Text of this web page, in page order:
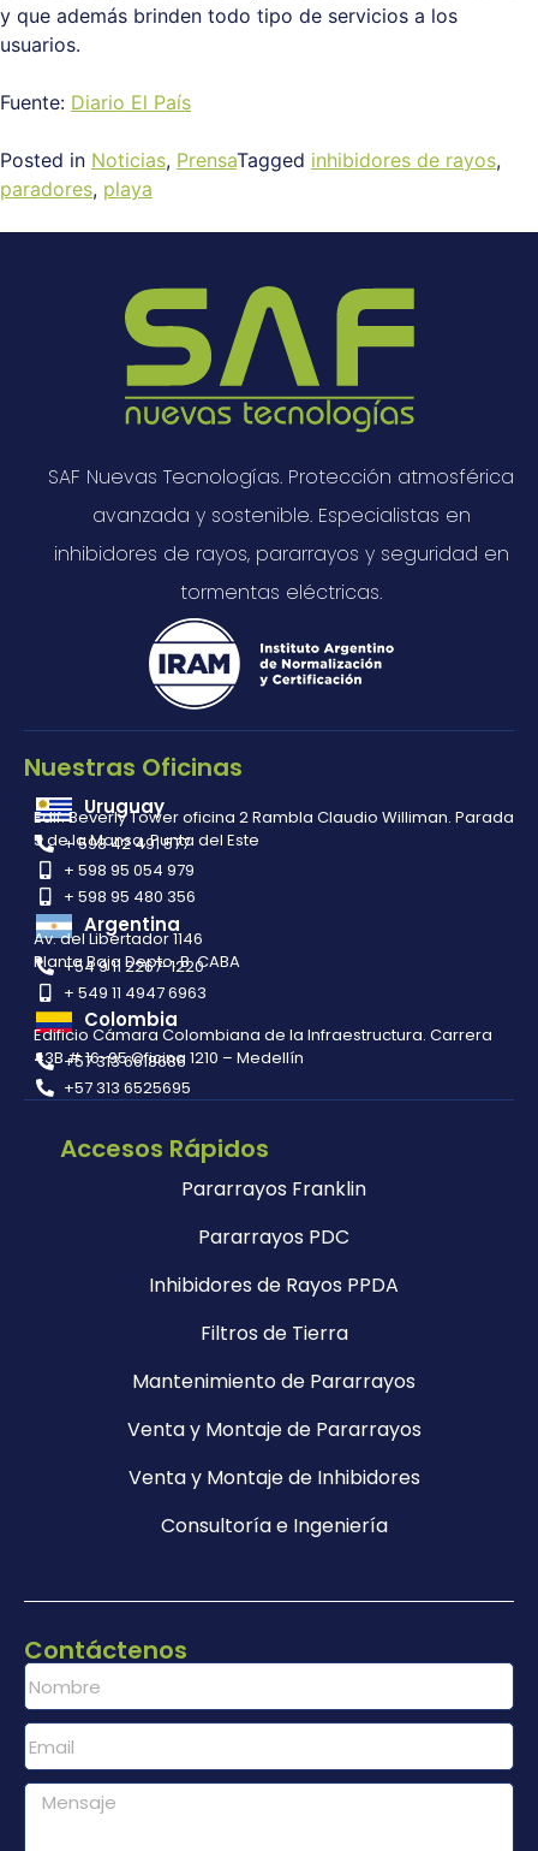
y que además brinden todo tipo de servicios a los
usuarios.
Fuente: Diario El País
Posted in Noticias, PrensaTagged inhibidores de rayos,
paradores, playa
SAF Nuevas Tecnologías. Protección atmosférica
avanzada y sostenible. Especialistas en
inhibidores de rayos, pararrayos y seguridad en
tormentas eléctricas.
Nuestras Oficinas
Uruguay
Edif. Beverly Tower oficina 2 Rambla Claudio Williman. Parada
5 de la Mansa, Punta del Este
+ 598 42 491 577
+ 598 95 054 979
+ 598 95 480 356
Argentina
Av. del Libertador 1146
Planta Baja Depto. B. CABA
+54 9 11 2267-1220
+ 549 11 4947 6963
Colombia
Edificio Cámara Colombiana de la Infraestructura. Carrera
43B # 16-95 Oficina 1210 – Medellín
+57 313 6618686
+57 313 6525695
Accesos Rápidos
Pararrayos Franklin
Pararrayos PDC
Inhibidores de Rayos PPDA
Filtros de Tierra
Mantenimiento de Pararrayos
Venta y Montaje de Pararrayos
Venta y Montaje de Inhibidores
Consultoría e Ingeniería
Contáctenos